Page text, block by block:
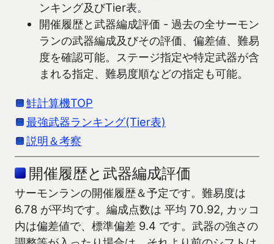
ンキング及びTier表。
開催履歴と武器編成評価 - 過去の全サーモン
ランの武器編成及びその評価、偏差値、難易
度を確認可能。ステージ指定や特定武器が含
まれる指定、難易度順などの指定も可能。
鮭計算機TOP
最強武器ランキング(Tier表)
説明＆考察
開催履歴と武器編成評価
サーモンランの開催履歴＆予定です。難易度は
6.78 が平均です。編成点数は 平均 70.92, カッコ
内は偏差値で、標準偏差 9.4 です。武器の強さの